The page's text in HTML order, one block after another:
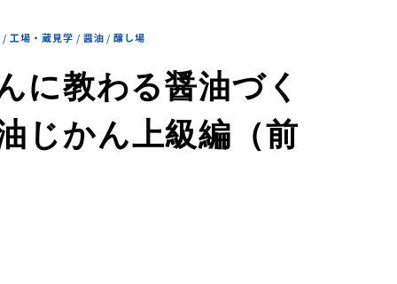
/ 工場・蔵見学 / 醤油 / 醸し場
に教わる醤油づく
じかん上級編（前